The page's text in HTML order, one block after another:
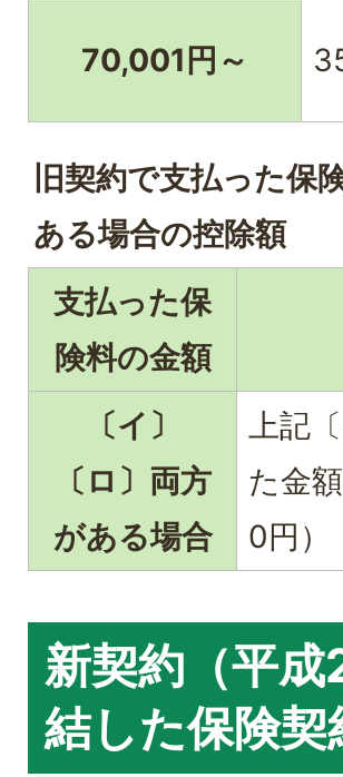
70,001円～
旧契約で支払った保
ある場合の控除額
支払った保
険料の金額
〔イ〕
〔ロ〕両方
がある場合
上記
た金
0円）
新契約（平
結した保険契